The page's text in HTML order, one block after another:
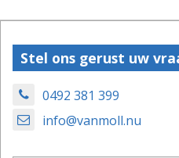
Stel ons gerust uw
0492 381 399
info@vanmoll.nu